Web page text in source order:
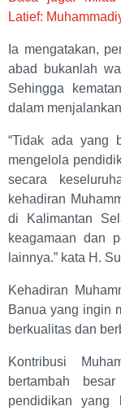
Latief:
Ia mengatakan,
abad bukanlah
Sehingga
dalam
“Tidak ada yang
mengelola
secara
kehadiran
di Kalimantan
keagamaan dan
lainnya.” kata H.
Kehadiran
Banua yang ingin
berkualitas dan
Kontribusi
bertambah
pendidikan yang